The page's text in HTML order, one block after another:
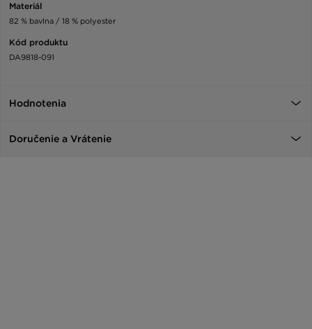
Materiál
82 % bavlna / 18 % polyester
Kód produktu
DA9818-091
Hodnotenia
Doručenie a Vrátenie